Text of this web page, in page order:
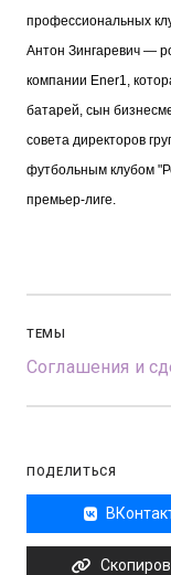
профессиональных
Антон Зингаревич —
компании Ener1,
батарей, сын
совета директоров
футбольным клубом
премьер-лиге.
ТЕМЫ
Соглашения и
ПОДЕЛИТЬСЯ